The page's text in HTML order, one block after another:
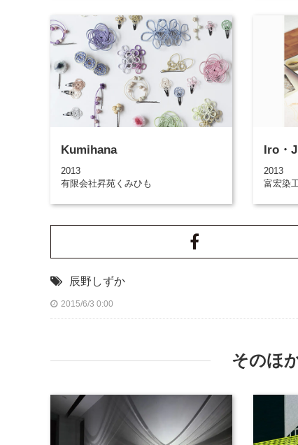
Kumihana
2013
有限会社昇苑くみひも
Iro・
2013
富宏染
辰野しずか
2015/6/3 0:00
そのほ